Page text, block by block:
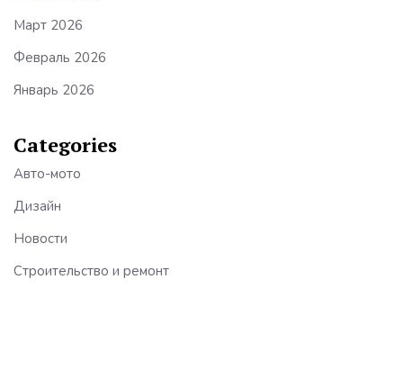
Март 2026
Февраль 2026
Январь 2026
Categories
Авто-мото
Дизайн
Новости
Строительство и ремонт